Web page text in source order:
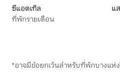
ซีแอตเทิล
ที่พักรายเดือน
แ
*อาจมีข้อยกเว้นสำหรับที่พักบางแห่